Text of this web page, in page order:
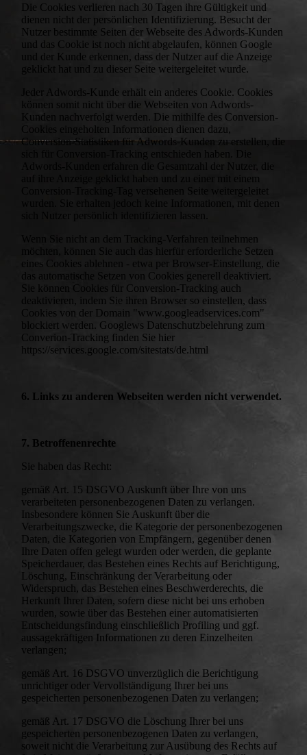
Die Cookies verlieren nach 30 Tagen ihre Gültigkeit und
dienen nicht der persönlichen Identifizierung. Besucht der
Nutzer bestimmte Seiten der Webseite des Adwords-Kunden
und das Cookie ist noch nicht abgelaufen, können Google
und der Kunde erkennen, dass der Nutzer auf die Anzeige
geklickt hat und zu dieser Seite weitergeleitet wurde.
Jeder Adwords-Kunde erhält ein anderes Cookie. Cookies
können somit nicht über die Webseiten von Adwords-
Kunden nachverfolgt werden. Die mithilfe des Conversion-
Cookies eingeholten Informationen dienen dazu,
Conversion-Statistiken für Adwords-Kunden zu erstellen, die
sich für Conversion-Tracking entschieden haben. Die
Adwords-Kunden erfahren die Gesamtzahl der Nutzer, die
auf ihre Anzeige geklickt haben und zu einer mit einem
Conversion-Tracking-Tag versehenen Seite weitergeleitet
wurden. Sie erhalten jedoch keine Informationen, mit denen
sich Nutzer persönlich identifizieren lassen.
Wenn Sie nicht an dem Tracking-Verfahren teilnehmen
möchten, können Sie auch das hierfür erforderliche Setzen
eines Cookies ablehnen - etwa per Browser-Einstellung, die
das automatische Setzen von Cookies generell deaktiviert.
Sie können Cookies für Conversion-Tracking auch
deaktivieren, indem Sie ihren Browser so einstellen, dass
Cookies von der Domain "www.googleadservices.com"
blockiert werden. Googlews Datenschutzbelehrung zum
Converion-Tracking finden Sie hier
https://services.google.com/sitestats/de.html
6. Links zu anderen Webseiten werden nicht verwendet.
7. Betroffenenrechte
Sie haben das Recht:
gemäß Art. 15 DSGVO Auskunft über Ihre von uns
verarbeiteten personenbezogenen Daten zu verlangen.
Insbesondere können Sie Auskunft über die
Verarbeitungszwecke, die Kategorie der personenbezogenen
Daten, die Kategorien von Empfängern, gegenüber denen
Ihre Daten offen gelegt wurden oder werden, die geplante
Speicherdauer, das Bestehen eines Rechts auf Berichtigung,
Löschung, Einschränkung der Verarbeitung oder
Widerspruch, das Bestehen eines Beschwerderechts, die
Herkunft Ihrer Daten, sofern diese nicht bei uns erhoben
wurden, sowie über das Bestehen einer automatisierten
Entscheidungsfindung einschließlich Profiling und ggf.
aussagekräftigen Informationen zu deren Einzelheiten
verlangen;
gemäß Art. 16 DSGVO unverzüglich die Berichtigung
unrichtiger oder Vervollständigung Ihrer bei uns
gespeicherten personenbezogenen Daten zu verlangen;
gemäß Art. 17 DSGVO die Löschung Ihrer bei uns
gespeicherten personenbezogenen Daten zu verlangen,
soweit nicht die Verarbeitung zur Ausübung des Rechts auf